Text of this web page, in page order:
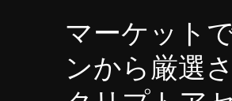
マーケット
ンから厳選